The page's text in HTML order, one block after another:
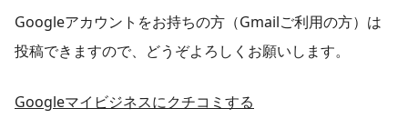
Googleアカウントをお持ちの方（Gmailご利用の方）は
投稿できますので、どうぞよろしくお願いします。
Googleマイビジネスにクチコミする